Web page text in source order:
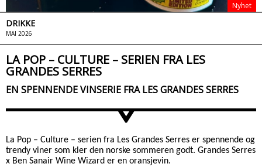
Nyhet
DRIKKE
MAI 2026
LA POP – CULTURE – SERIEN FRA LES
GRANDES SERRES
>
EN SPENNENDE VINSERIE FRA LES GRANDES SERRES
La Pop – Culture – serien fra Les Grandes Serres er spennende og
trendy viner som kler den norske sommeren godt. Grandes Serres
x Ben Sanair Wine Wizard er en oransjevin.